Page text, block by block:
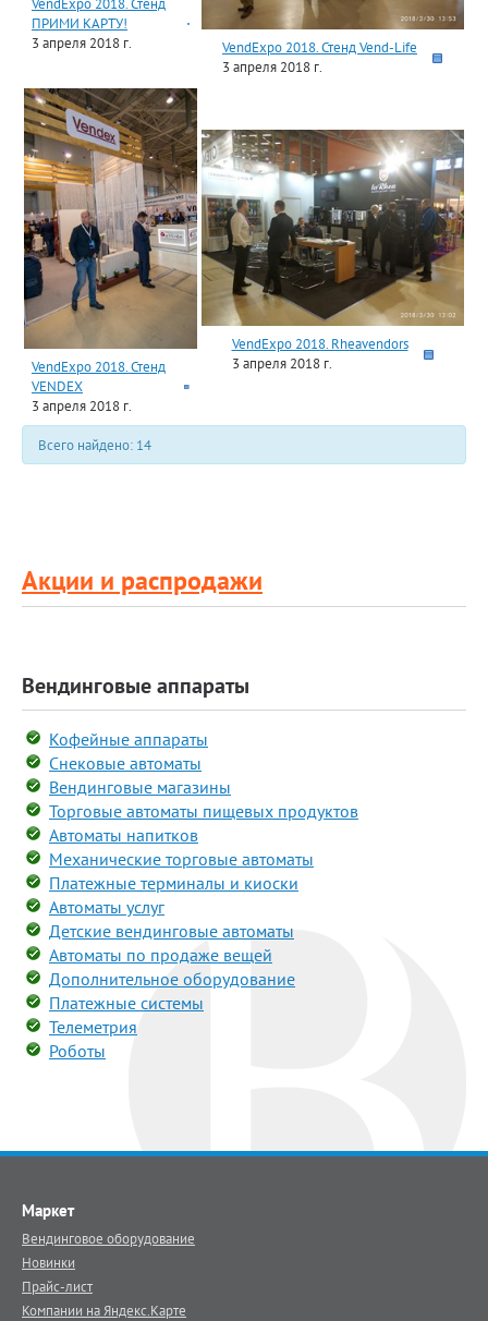
ПРИМИ КАРТУ!
3 апреля 2018 г.
VendExpo 2018. Стенд Vend-Life
3 апреля 2018 г.
VendExpo 2018. Стенд
VENDEX
3 апреля 2018 г.
VendExpo 2018. Rheavendors
3 апреля 2018 г.
Всего найдено: 14
Акции и распродажи
Вендинговые аппараты
Кофейные аппараты
Снековые автоматы
Вендинговые магазины
Торговые автоматы пищевых продуктов
Автоматы напитков
Механические торговые автоматы
Платежные терминалы и киоски
Автоматы услуг
Детские вендинговые автоматы
Автоматы по продаже вещей
Дополнительное оборудование
Платежные системы
Телеметрия
Роботы
Маркет
Вендинговое оборудование
Новинки
Прайс-лист
Компании на Яндекс.Карте